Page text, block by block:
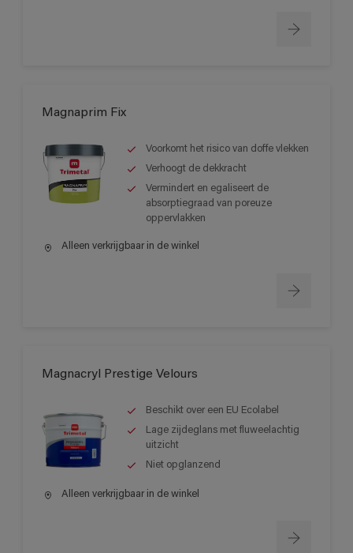
Magnaprim Fix
Voorkomt het risico van doffe vlekken
Verhoogt de dekkracht
Vermindert en egaliseert de
absorptiegraad van poreuze
oppervlakken
Alleen verkrijgbaar in de winkel
Magnacryl Prestige Velours
Beschikt over een EU Ecolabel
Lage zijdeglans met fluweelachtig
uitzicht
Niet opglanzend
Alleen verkrijgbaar in de winkel